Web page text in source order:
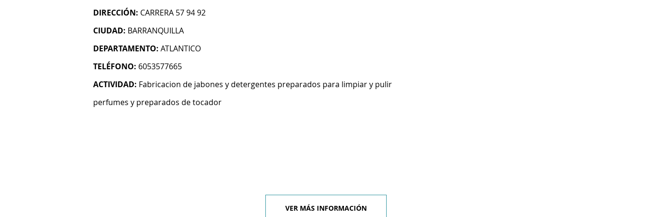
DIRECCIÓN: CARRERA 57 94 92
CIUDAD: BARRANQUILLA
DEPARTAMENTO: ATLANTICO
TELÉFONO: 6053577665
ACTIVIDAD: Fabricacion de jabones y detergentes preparados para limpiar y pulir
perfumes y preparados de tocador
VER MÁS INFORMACIÓN